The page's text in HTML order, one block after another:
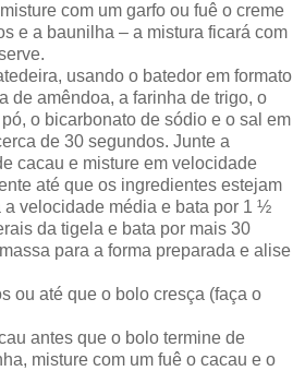
com um garfo ou fuê o creme
e a baunilha – a mistura ficará com
usando o batedor em formato
de amêndoa, a farinha de trigo, o
o bicarbonato de sódio e o sal em
de 30 segundos. Junte a
cacau e misture em velocidade
até que os ingredientes estejam
a velocidade média e bata por 1 ½
da tigela e bata por mais 30
para a forma preparada e alise
ou até que o bolo cresça (faça o
antes que o bolo termine de
misture com um fuê o cacau e o